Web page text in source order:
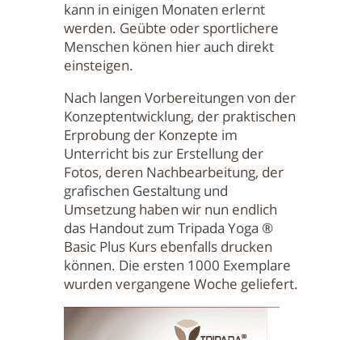
kann in einigen Monaten erlernt
werden. Geübte oder sportlichere
Menschen könen hier auch direkt
einsteigen.
Nach langen Vorbereitungen von der
Konzeptentwicklung, der praktischen
Erprobung der Konzepte im
Unterricht bis zur Erstellung der
Fotos, deren Nachbearbeitung, der
grafischen Gestaltung und
Umsetzung haben wir nun endlich
das Handout zum Tripada Yoga ®
Basic Plus Kurs ebenfalls drucken
können. Die ersten 1000 Exemplare
wurden vergangene Woche geliefert.